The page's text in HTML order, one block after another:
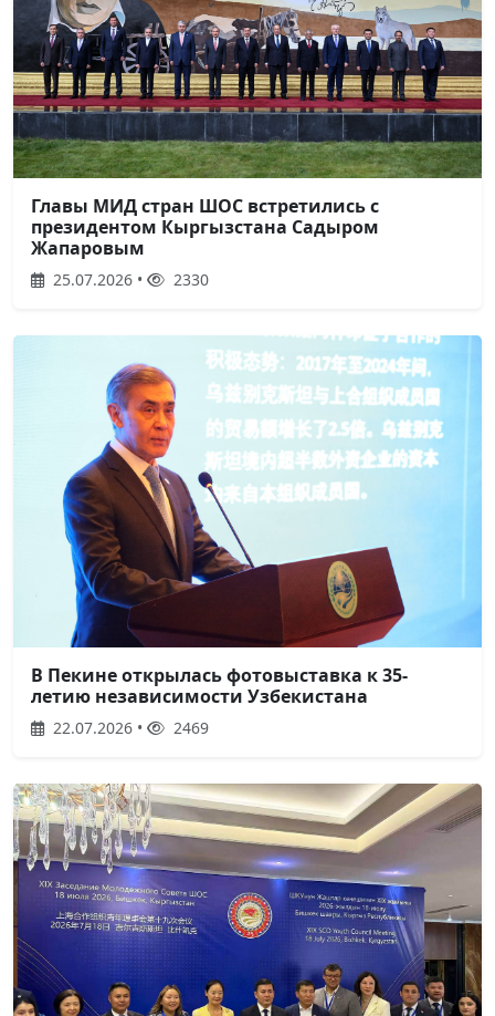
Главы МИД стран ШОС встретились с
президентом Кыргызстана Садыром
Жапаровым
25.07.2026 • 2330
В Пекине открылась фотовыставка к 35-
летию независимости Узбекистана
22.07.2026 • 2469